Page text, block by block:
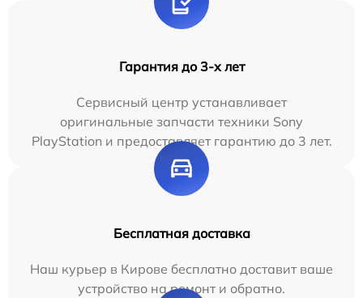
Гарантия до 3-х лет
Сервисный центр устанавливает
оригинальные запчасти техники Sony
PlayStation и предоставляет гарантию до 3 лет.
Бесплатная доставка
Наш курьер в Кирове бесплатно доставит ваше
устройство на ремонт и обратно.